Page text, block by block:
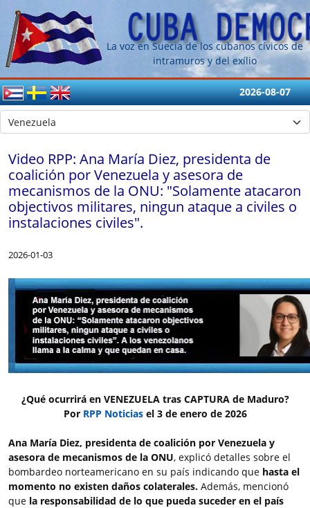
La voz en Suecia de los cubanos cívicos de
intramuros y del exílio
2026-08-07
Video RPP: Ana María Diez, presidenta de
coalición por Venezuela y asesora de
mecanismos de la ONU: "Solamente atacaron
objectivos militares, ningun ataque a civiles o
instalaciones civiles".
2026-01-03
¿Qué ocurrirá en VENEZUELA tras CAPTURA de Maduro?
Por RPP Noticias el 3 de enero de 2026
Ana María Diez, presidenta de coalición por Venezuela y
asesora de mecanismos de la ONU, explicó detalles sobre el
bombardeo norteamericano en su país indicando que hasta el
momento no existen daños colaterales. Además, mencionó
que la responsabilidad de lo que pueda suceder en el país